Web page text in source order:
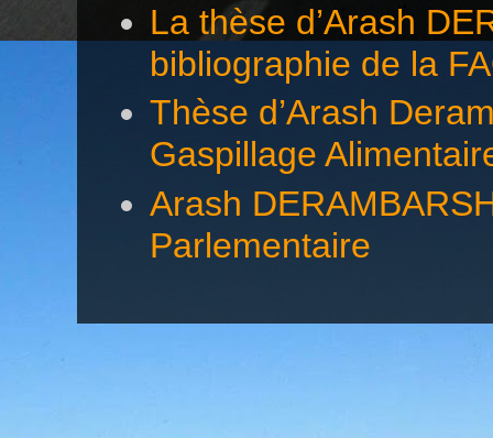
La thèse d’Arash
bibliographie de la
Thèse d’Arash
Gaspillage
Arash
Parlementaire